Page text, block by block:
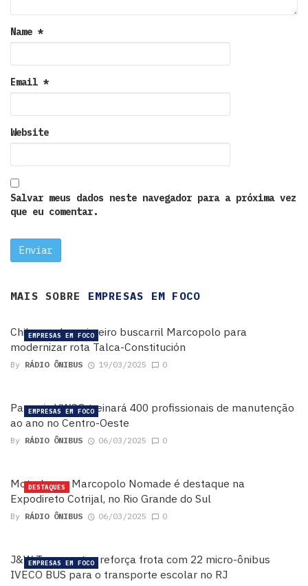
Name *
Email *
Website
Salvar meus dados neste navegador para a próxima vez
que eu comentar.
MAIS SOBRE EMPRESAS EM FOCO
Chile recebe primeiro buscarril Marcopolo para
modernizar rota Talca-Constitución
By RÁDIO ÔNIBUS 19/03/2025 0
EMPRESAS EM FOCO
Parceria VWCO treinará 400 profissionais de manutenção
ao ano no Centro-Oeste
By RÁDIO ÔNIBUS 06/03/2025 0
EMPRESAS EM FOCO
Motorhome Marcopolo Nomade é destaque na
Expodireto Cotrijal, no Rio Grande do Sul
By RÁDIO ÔNIBUS 06/03/2025 0
DESTAQUES
J&W Transportes reforça frota com 22 micro-ônibus
IVECO BUS para o transporte escolar no RJ
EMPRESAS EM FOCO